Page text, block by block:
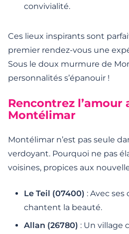
convivialité.
Ces lieux inspirants sont
premier rendez-vous une
Sous le doux murmure de
personnalités s’épanouir !
Rencontrez l’amour
Montélimar
Montélimar n’est pas seule
verdoyant. Pourquoi ne pas
voisines, propices aux
Le Teil (07400) : Avec
chantent la beauté.
Allan (26780) : Un village